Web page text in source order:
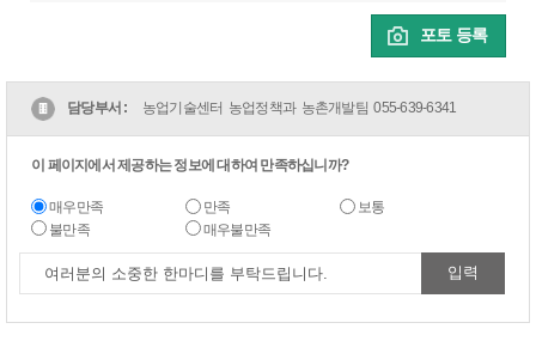
포토 등록
담당부서 : 농업기술센터 농업정책과 농촌개발팀055-639-6341
이 페이지에서 제공하는 정보에 대하여 만족하십니까?
매우만족 만족
보통
불만족
매우불만족